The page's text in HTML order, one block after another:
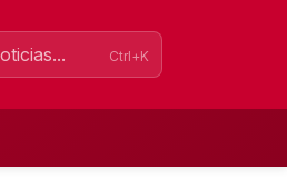
Ctrl+K